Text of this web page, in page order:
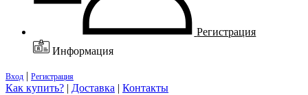
Регистрация
Информация
Вход | Регистрация
Как купить? | Доставка | Контакты